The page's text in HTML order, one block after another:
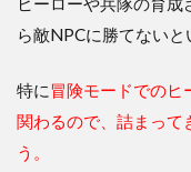
ら敵NPCに勝てないと
特に冒険モードでのヒ
関わるので、詰まって
う。